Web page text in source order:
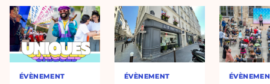
ÉVÈNEMENT ÉVÈNEMENT